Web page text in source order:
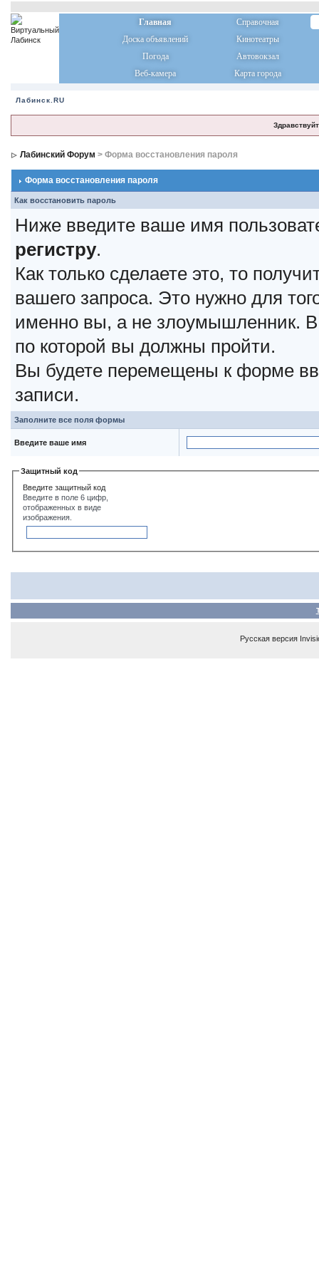
Главная
Справочная
Доска объявлений
Кинотеатры
Погода
Автовокзал
Веб-камера
Карта города
Лабинск.RU
Лабинский Форум > Форма восстановления пароля
Форма восстановления пароля
Как восстановить пароль
Ниже введите ваше имя
регистру.
Как только сделаете это, то
вашего запроса. Это нужно для
именно вы, а не злоумышленник. В
по которой вы должны пройти.
Вы будете перемещены к форме
записи.
Заполните все поля формы
Введите ваше имя
Защитный код
Введите защитный код
Введите в поле 6 цифр,
отображенных в виде
изображения.
Русская версия